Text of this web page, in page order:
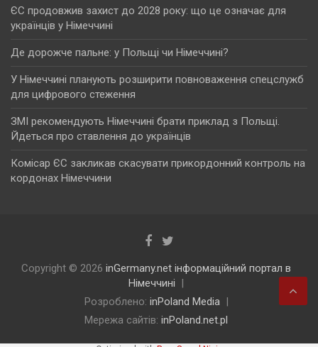
ЄС продовжив захист до 2028 року: що це означає для
українців у Німеччині
Де дорожче пальне: у Польщі чи Німеччині?
У Німеччині планують розширити повноваження спецслужб
для цифрового стеження
ЗМІ рекомендують Німеччині брати приклад з Польщі.
Йдеться про ставлення до українців
Комісар ЄС закликав скасувати прикордонний контроль на
кордонах Німеччини
Copyright © 2026 inGermany.net інформаційний портал в
Німеччині
Розроблено: inPoland Media
Мережа сайтів: inPoland.net.pl